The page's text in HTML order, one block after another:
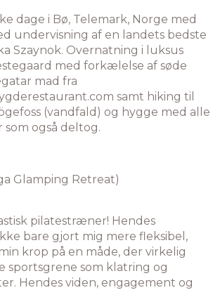
dage i Bø, Telemark, Norge med
undervisning af en landets bedste
Szaynok. Overnatning i luksus
med forkælelse af søde
mad fra
samt hiking til
(vandfald) og hygge med alle
også deltog.
Glamping Retreat)
pilatestræner! Hendes
bare gjort mig mere fleksibel,
krop på en måde, der virkelig
sportsgrene som klatring og
Hendes viden, engagement og